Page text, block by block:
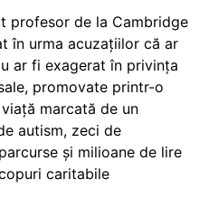
profesor de la Cambridge
în urma acuzațiilor că ar
ar fi exagerat în privința
promovate printr-o
marcată de un
autism, zeci de
și milioane de lire
caritabile